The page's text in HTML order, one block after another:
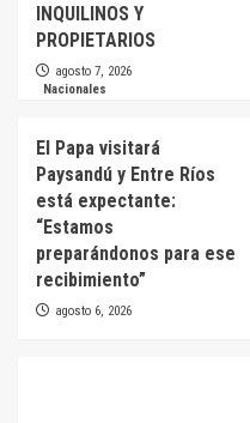
INQUILINOS Y
PROPIETARIOS
agosto 7, 2026
Nacionales
El Papa visitará
Paysandú y Entre Ríos
está expectante:
“Estamos
preparándonos para ese
recibimiento”
agosto 6, 2026